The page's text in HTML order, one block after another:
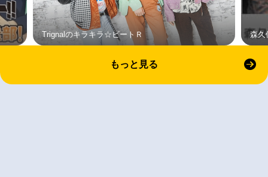
Trignalのキラキラ☆ビートＲ 森久
もっと見る